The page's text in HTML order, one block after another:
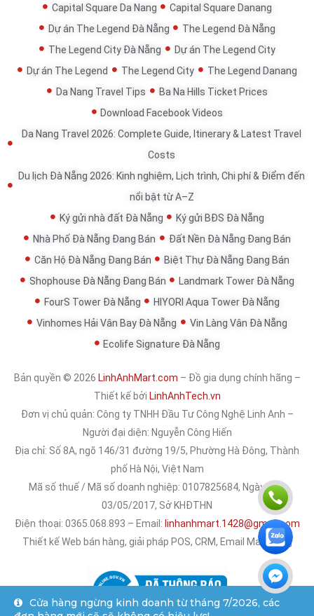
Capital Square Da Nang
Capital Square Danang
Dự án The Legend Đà Nẵng
The Legend Đà Nẵng
The Legend City Đà Nẵng
Dự án The Legend City
Dự án The Legend
The Legend City
The Legend Danang
Da Nang Travel Tips
Ba Na Hills Ticket Prices
Download Facebook Videos
Da Nang Travel 2026: Complete Guide, Itinerary & Latest Travel
Costs
Du lịch Đà Nẵng 2026: Kinh nghiệm, Lịch trình, Chi phí & Điểm đến
nổi bật từ A–Z
Ký gửi nhà đất Đà Nẵng
Ký gửi BĐS Đà Nẵng
Nhà Phố Đà Nẵng Đang Bán
Đất Nền Đà Nẵng Đang Bán
Căn Hộ Đà Nẵng Đang Bán
Biệt Thự Đà Nẵng Đang Bán
Shophouse Đà Nẵng Đang Bán
Landmark Tower Đà Nẵng
FourS Tower Đà Nẵng
HIYORI Aqua Tower Đà Nẵng
Vinhomes Hải Vân Bay Đà Nẵng
Vin Làng Vân Đà Nẵng
Ecolife Signature Đà Nẵng
Bản quyền © 2026 LinhAnhMart.com – Đồ gia dụng chính hãng –
Thiết kế bởi LinhAnhTech.vn
Đơn vị chủ quản: Công ty TNHH Đầu Tư Công Nghệ Linh Anh –
Người đại diện: Nguyễn Công Hiến
Địa chỉ: Số 8A, ngõ 146/31 đường 19/5, Phường Hà Đông, Thành
phố Hà Nội, Việt Nam
Mã số thuế / Mã số doanh nghiệp: 0107825684, Ngày cấp:
03/05/2017, Sở KHĐTHN
Điện thoại: 0365.068.893 – Email: linhanhmart.1428@gmail.com
Thiết kế Web bán hàng, giải pháp POS, CRM, Email Marketing
Cửa hàng ngừng kinh doanh từ tháng 7/2026, các